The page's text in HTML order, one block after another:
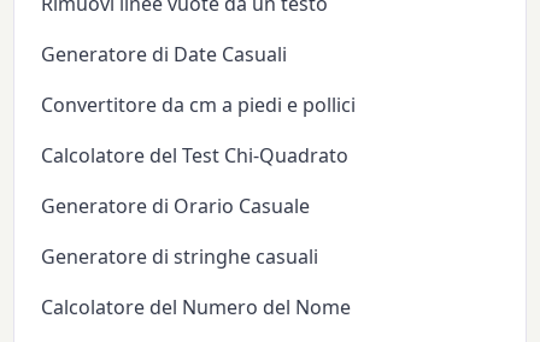
Generatore di Date Casuali
Convertitore da cm a piedi e pollici
Calcolatore del Test Chi-Quadrato
Generatore di Orario Casuale
Generatore di stringhe casuali
Calcolatore del Numero del Nome